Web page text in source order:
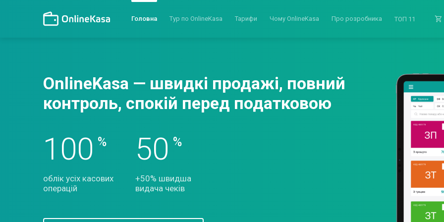
Головна Тур по OnlineKasa Тарифи Чому OnlineKasa Про розробника ТОП 11
OnlineKasa — швидкі продажі, повний
контроль, спокій перед податковою
100 %
облік усіх касових
операцій
50 %
+50% швидша
видача чеків